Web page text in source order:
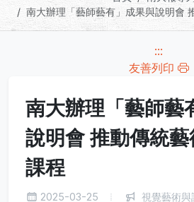
南大辦理「藝師藝有」成果與說明會
:::
友善列印
南大辦理「藝師藝
說明會 推動傳統
課程
2025-03-25 視覺藝術與